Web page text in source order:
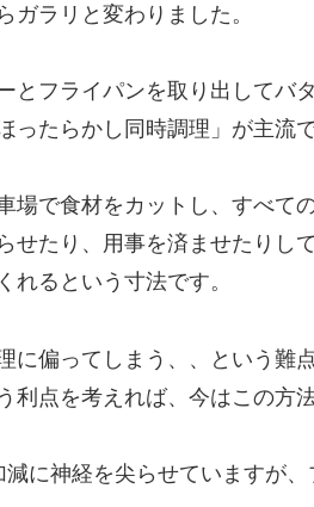
ガラリと変わりました。
とフライパンを取り出してバ
ったらかし同時調理」が主流で
場で食材をカットし、すべて
せたり、用事を済ませたりし
れるという寸法です。
に偏ってしまう、、という難
利点を考えれば、今はこの方
に神経を尖らせていますが